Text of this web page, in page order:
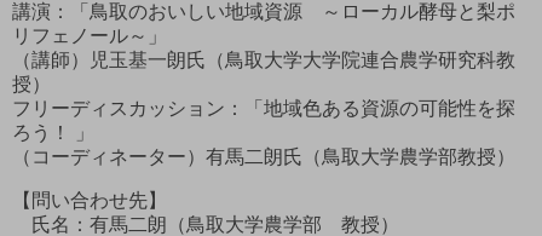
講演：「鳥取のおいしい地域資源 ～ローカル酵母と梨ポ
リフェノール～」
（講師）児玉基一朗氏（鳥取大学大学院連合農学研究科教
授）
フリーディスカッション：「地域色ある資源の可能性を探
ろう！ 」
（コーディネーター）有馬二朗氏（鳥取大学農学部教授）
【問い合わせ先】
氏名：有馬二朗（鳥取大学農学部 教授）